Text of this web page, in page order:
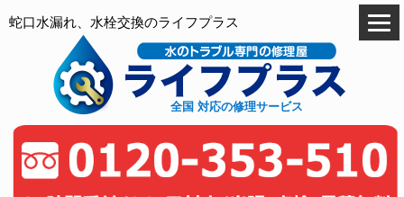
蛇口水漏れ、水栓交換のライフプラス
全国 対応の修理サービス